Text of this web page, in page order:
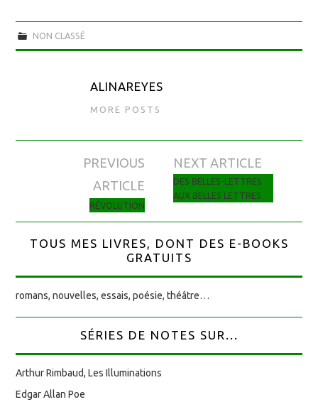
NON CLASSÉ
ALINAREYES
MORE POSTS
Navigation des articles
PREVIOUS
ARTICLE
RÉVOLUTION
NEXT ARTICLE
DES BELLES-LETTRES
AUX BELLES LETTRES
TOUS MES LIVRES, DONT DES E-BOOKS
GRATUITS
romans, nouvelles, essais, poésie, théâtre…
SÉRIES DE NOTES SUR...
Arthur Rimbaud, Les Illuminations
Edgar Allan Poe